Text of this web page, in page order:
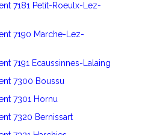
7181 Petit-Roeulx-Lez-
7190 Marche-Lez-
7191 Ecaussinnes-Lalaing
7300 Boussu
7301 Hornu
7320 Bernissart